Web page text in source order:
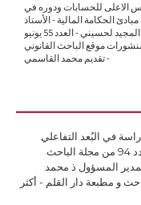
الاعلى للحسابات ودوره في
الحكامة المالية - الأستاذ
عبد المجيد لحسيني - العدد 55 يونيو
- منشورات موقع الباحث القانوني
- تقديم محمد القاسمي
في البُعد التفاعلي
للتدوينة . محسن رمضاني - العدد 94 من مجلة الباحث
المسؤول ذ محمد
و مطبعة دار القلم - أكثر